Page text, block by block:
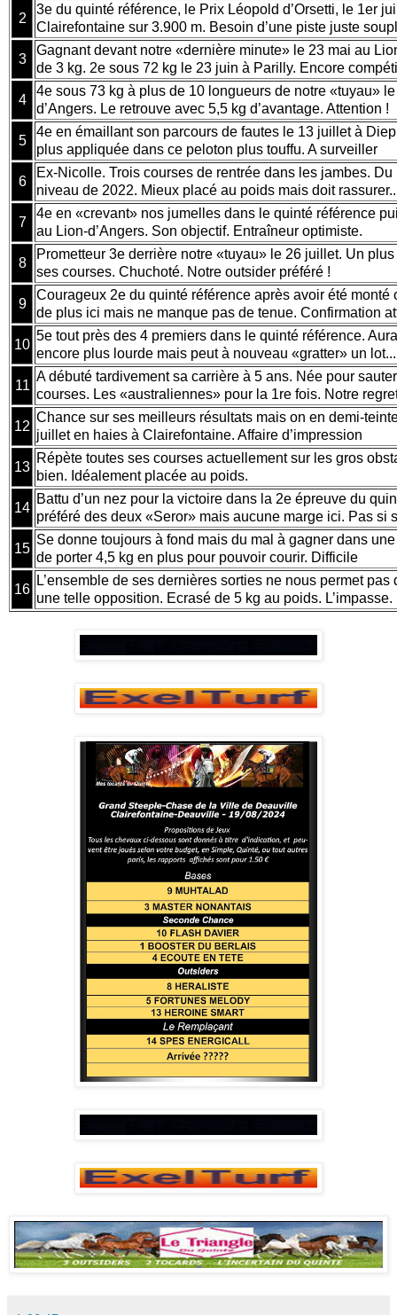
2
3e du quinté référence, le Prix Léopold d’Orsetti, le 1er
Clairefontaine sur 3.900 m. Besoin d’une piste juste
3
Gagnant devant notre «dernière minute» le 23 mai au
de 3 kg. 2e sous 72 kg le 23 juin à Parilly. Encore
4
4e sous 73 kg à plus de 10 longueurs de notre «tuyau»
d’Angers. Le retrouve avec 5,5 kg d’avantage. Attention !
5
4e en émaillant son parcours de fautes le 13 juillet à
plus appliquée dans ce peloton plus touffu. A surveiller
6
Ex-Nicolle. Trois courses de rentrée dans les jambes.
niveau de 2022. Mieux placé au poids mais doit
7
4e en «crevant» nos jumelles dans le quinté référence
au Lion-d’Angers. Son objectif. Entraîneur optimiste.
8
Prometteur 3e derrière notre «tuyau» le 26 juillet. Un
ses courses. Chuchoté. Notre outsider préféré !
9
Courageux 2e du quinté référence après avoir été monté
de plus ici mais ne manque pas de tenue. Confirmation
10
5e tout près des 4 premiers dans le quinté référence.
encore plus lourde mais peut à nouveau «gratter» un lot...
11
A débuté tardivement sa carrière à 5 ans. Née pour
courses. Les «australiennes» pour la 1re fois. Notre
12
Chance sur ses meilleurs résultats mais on en demi-
juillet en haies à Clairefontaine. Affaire d’impression
13
Répète toutes ses courses actuellement sur les gros
bien. Idéalement placée au poids.
14
Battu d’un nez pour la victoire dans la 2e épreuve du
préféré des deux «Seror» mais aucune marge ici. Pas si
15
Se donne toujours à fond mais du mal à gagner dans
de porter 4,5 kg en plus pour pouvoir courir. Difficile
16
L’ensemble de ses dernières sorties ne nous permet pas
une telle opposition. Ecrasé de 5 kg au poids. L’impasse.